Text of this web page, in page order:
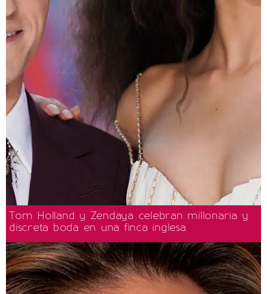
Tom Holland y Zendaya celebran millonaria y
discreta boda en una finca inglesa